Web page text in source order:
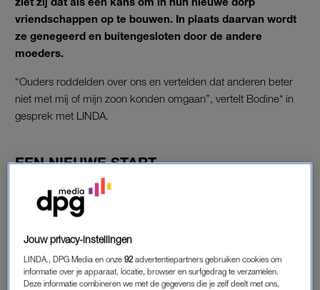
vriendschappen op te bouwen. In plaats daarvan wordt
ze genegeerd en buitengesloten door de andere
moeders.
“Ouders roddelden over ons en vertelden dat anderen beter
niet met mij of mijn zoon konden omgaan”, vertelt Bodine* in
gesprek met LINDA.
EEN NIEUWE START
Vier jaar geleden verhuist Bodine van de Randstad naar het
zuiden van het land, waar ze in een dorp gaat wonen. “De
droomplek die we altijd voor ogen hadden, vonden we hier.
Toch wist ik niet goed waar ik in terechtkwam. Het is een groot
wonen”, vertelt ze.
Jouw privacy-instellingen
LINDA., DPG Media en onze92 advertentiepartners gebruiken cookies om
informatie over je apparaat, locatie, browser en surfgedrag te verzamelen.
Deze informatie combineren we met de gegevens die je zelf deelt met ons,